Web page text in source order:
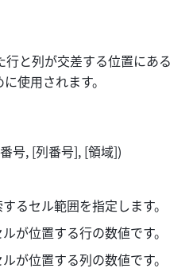
行と列が交差する位置にある
使用されます。
号, [列番号], [領域])
るセル範囲を指定します。
が位置する行の数値です。
が位置する列の数値です。